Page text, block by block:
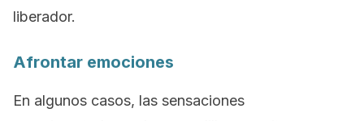
liberador.
Afrontar emociones
En algunos casos, las sensaciones